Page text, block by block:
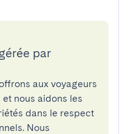
par
aux voyageurs
nous aidons les
dans le respect
Nous